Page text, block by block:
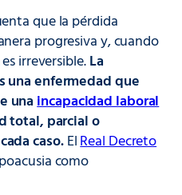
que la pérdida
progresiva y, cuando
irreversible.La
una enfermedad que
unaincapacidad laboral
total, parcial o
caso.ElReal Decreto
como